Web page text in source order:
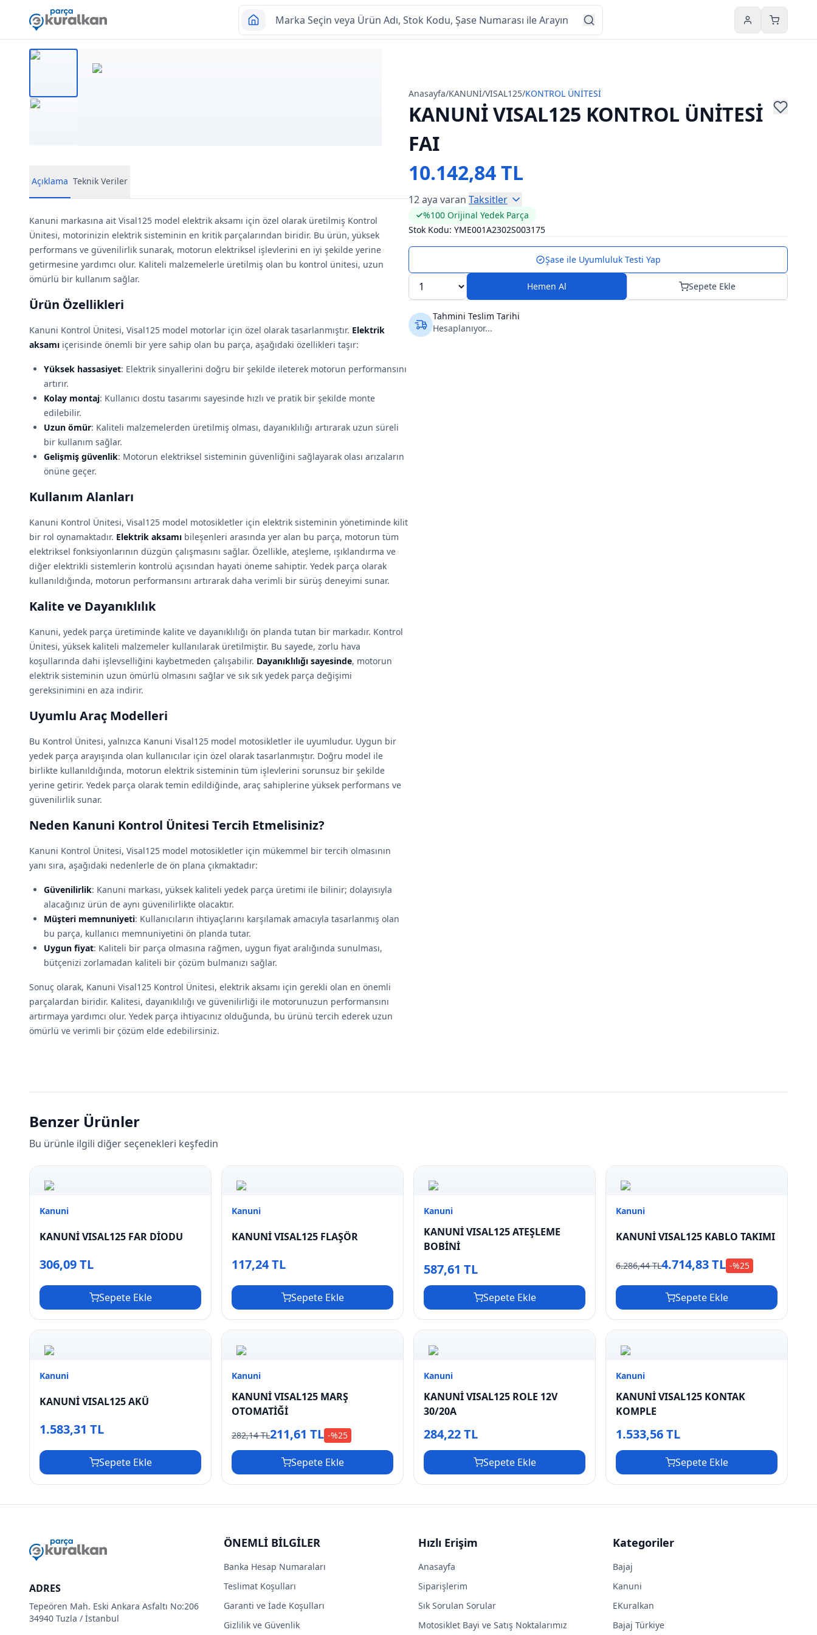
HesabımSepetim
Anasayfa/KANUNİ/VISAL125/KONTROL ÜNİTESİ
KANUNİ VISAL125 KONTROL ÜNİTESİ
FAI
10.142,84 TL
12 aya varan Taksitler
%100 Orijinal Yedek Parça
Stok Kodu: YME001A2302S003175
Şase ile Uyumluluk Testi Yap
Hemen Al Sepete Ekle
Tahmini Teslim Tarihi
Hesaplanıyor...
Açıklama Teknik Veriler
Kanuni markasına ait Visal125 model elektrik aksamı için özel olarak üretilmiş Kontrol
Ünitesi, motorinizin elektrik sisteminin en kritik parçalarından biridir. Bu ürün, yüksek
performans ve güvenilirlik sunarak, motorun elektriksel işlevlerini en iyi şekilde yerine
getirmesine yardımcı olur. Kaliteli malzemelerle üretilmiş olan bu kontrol ünitesi, uzun
ömürlü bir kullanım sağlar.
Ürün Özellikleri
Kanuni Kontrol Ünitesi, Visal125 model motorlar için özel olarak tasarlanmıştır. Elektrik
aksamı içerisinde önemli bir yere sahip olan bu parça, aşağıdaki özellikleri taşır:
Yüksek hassasiyet: Elektrik sinyallerini doğru bir şekilde ileterek motorun performansını
artırır.
Kolay montaj: Kullanıcı dostu tasarımı sayesinde hızlı ve pratik bir şekilde monte
edilebilir.
Uzun ömür: Kaliteli malzemelerden üretilmiş olması, dayanıklılığı artırarak uzun süreli
bir kullanım sağlar.
Gelişmiş güvenlik: Motorun elektriksel sisteminin güvenliğini sağlayarak olası arızaların
önüne geçer.
Kullanım Alanları
Kanuni Kontrol Ünitesi, Visal125 model motosikletler için elektrik sisteminin yönetiminde kilit
bir rol oynamaktadır. Elektrik aksamı bileşenleri arasında yer alan bu parça, motorun tüm
elektriksel fonksiyonlarının düzgün çalışmasını sağlar. Özellikle, ateşleme, ışıklandırma ve
diğer elektrikli sistemlerin kontrolü açısından hayati öneme sahiptir. Yedek parça olarak
kullanıldığında, motorun performansını artırarak daha verimli bir sürüş deneyimi sunar.
Kalite ve Dayanıklılık
Kanuni, yedek parça üretiminde kalite ve dayanıklılığı ön planda tutan bir markadır. Kontrol
Ünitesi, yüksek kaliteli malzemeler kullanılarak üretilmiştir. Bu sayede, zorlu hava
koşullarında dahi işlevselliğini kaybetmeden çalışabilir. Dayanıklılığı sayesinde, motorun
elektrik sisteminin uzun ömürlü olmasını sağlar ve sık sık yedek parça değişimi
gereksinimini en aza indirir.
Uyumlu Araç Modelleri
Bu Kontrol Ünitesi, yalnızca Kanuni Visal125 model motosikletler ile uyumludur. Uygun bir
yedek parça arayışında olan kullanıcılar için özel olarak tasarlanmıştır. Doğru model ile
birlikte kullanıldığında, motorun elektrik sisteminin tüm işlevlerini sorunsuz bir şekilde
yerine getirir. Yedek parça olarak temin edildiğinde, araç sahiplerine yüksek performans ve
güvenilirlik sunar.
Neden Kanuni Kontrol Ünitesi Tercih Etmelisiniz?
Kanuni Kontrol Ünitesi, Visal125 model motosikletler için mükemmel bir tercih olmasının
yanı sıra, aşağıdaki nedenlerle de ön plana çıkmaktadır:
Güvenilirlik: Kanuni markası, yüksek kaliteli yedek parça üretimi ile bilinir; dolayısıyla
alacağınız ürün de aynı güvenilirlikte olacaktır.
Müşteri memnuniyeti: Kullanıcıların ihtiyaçlarını karşılamak amacıyla tasarlanmış olan
bu parça, kullanıcı memnuniyetini ön planda tutar.
Uygun fiyat: Kaliteli bir parça olmasına rağmen, uygun fiyat aralığında sunulması,
bütçenizi zorlamadan kaliteli bir çözüm bulmanızı sağlar.
Sonuç olarak, Kanuni Visal125 Kontrol Ünitesi, elektrik aksamı için gerekli olan en önemli
parçalardan biridir. Kalitesi, dayanıklılığı ve güvenilirliği ile motorunuzun performansını
artırmaya yardımcı olur. Yedek parça ihtiyacınız olduğunda, bu ürünü tercih ederek uzun
ömürlü ve verimli bir çözüm elde edebilirsiniz.
Benzer Ürünler
Bu ürünle ilgili diğer seçenekleri keşfedin
Kanuni
KANUNİ VISAL125 FAR DİODU
306,09 TL
Sepete Ekle
Kanuni
KANUNİ VISAL125 FLAŞÖR
117,24 TL
Sepete Ekle
Kanuni
KANUNİ VISAL125 ATEŞLEME
BOBİNİ
587,61 TL
Sepete Ekle
Kanuni
KANUNİ VISAL125 KABLO TAKIMI
6.286,44 TL4.714,83 TL -%25
Sepete Ekle
Kanuni
KANUNİ VISAL125 AKÜ
1.583,31 TL
Sepete Ekle
Kanuni
KANUNİ VISAL125 MARŞ
OTOMATİĞİ
282,14 TL211,61 TL -%25
Sepete Ekle
Kanuni
KANUNİ VISAL125 ROLE 12V
30/20A
284,22 TL
Sepete Ekle
Kanuni
KANUNİ VISAL125 KONTAK
KOMPLE
1.533,56 TL
Sepete Ekle
ADRES
Tepeören Mah. Eski Ankara Asfaltı No:206
34940 Tuzla / İstanbul
ÖNEMLİ BİLGİLER
Banka Hesap Numaraları
Teslimat Koşulları
Garanti ve İade Koşulları
Gizlilik ve Güvenlik
Hızlı Erişim
Anasayfa
Siparişlerim
Sık Sorulan Sorular
Motosiklet Bayi ve Satış Noktalarımız
Kategoriler
Bajaj
Kanuni
EKuralkan
Bajaj Türkiye